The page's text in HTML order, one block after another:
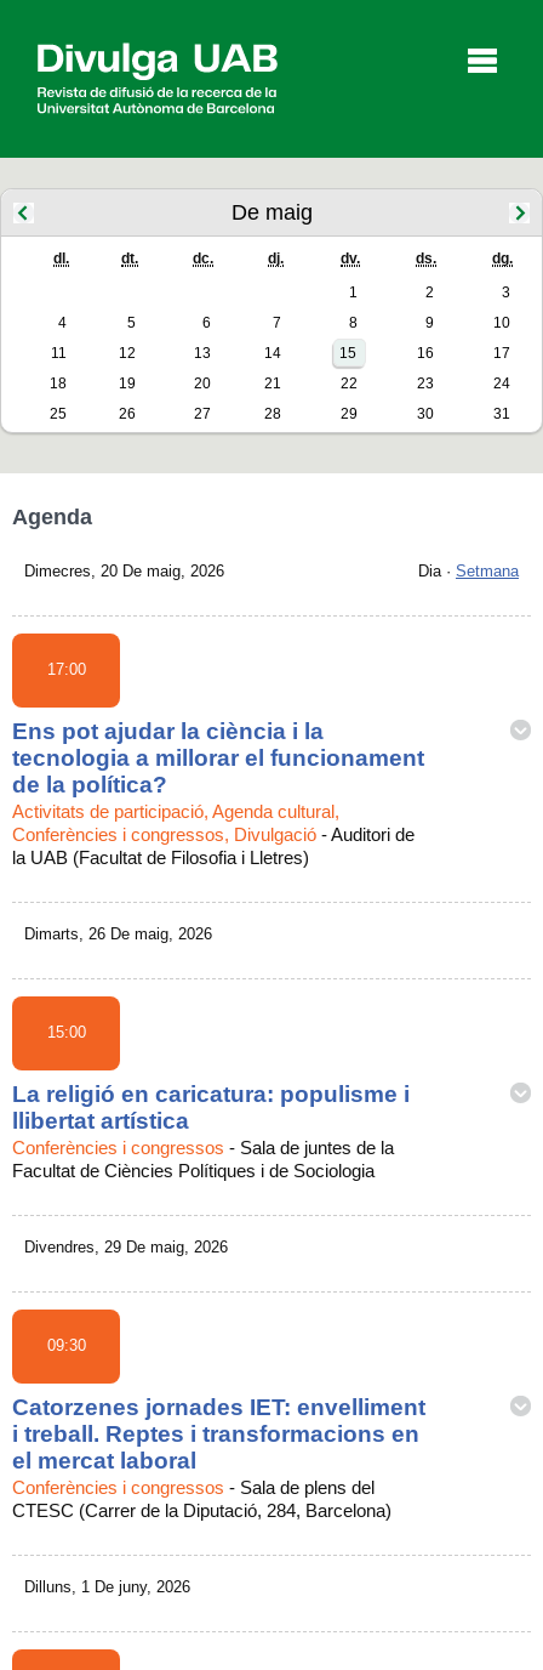
Articles Entrevistes Vídeos
De maig
dl. dt. dc. dj. dv. ds. dg.
1 2
3
4
5 6 7 8 9
10
11
12 13 14 15 16
17
18
19 20 21 22 23
24
25
26 27 28 29 30 31
Agenda
Dimecres, 20 De maig, 2026 Dia · Setmana
17:00
Ens pot ajudar la ciència i la
tecnologia a millorar el funcionament
de la política?
Activitats de participació, Agenda cultural,
Conferències i congressos, Divulgació -Auditori de
la UAB (Facultat de Filosofia i Lletres)
Dimarts, 26 De maig, 2026
15:00
La religió en caricatura: populisme i
llibertat artística
Conferències i congressos - Sala de juntes de la
Facultat de Ciències Polítiques i de Sociologia
Divendres, 29 De maig, 2026
09:30
Catorzenes jornades IET: envelliment
i treball. Reptes i transformacions en
el mercat laboral
Conferències i congressos - Sala de plens del
CTESC (Carrer de la Diputació, 284, Barcelona)
Dilluns, 1 De juny, 2026